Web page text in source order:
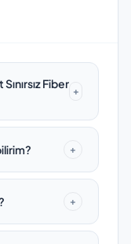
Fiber
+
+
+